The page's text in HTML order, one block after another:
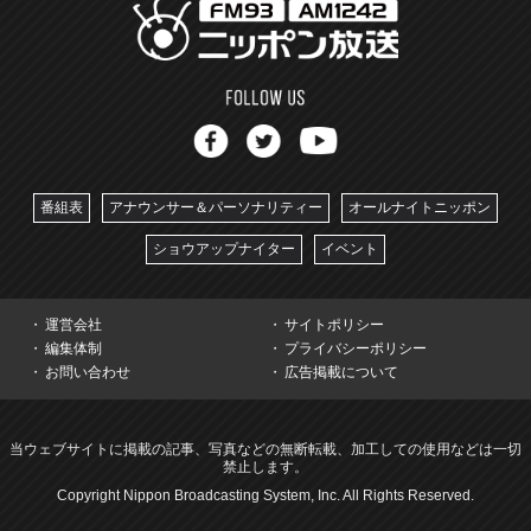
番組表 アナウンサー＆パーソナリティー オールナイトニッポン
ショウアップナイター イベント
運営会社
サイトポリシー
編集体制
プライバシーポリシー
お問い合わせ
広告掲載について
当ウェブサイトに掲載の記事、写真などの無断転載、加工しての使用などは一切
禁止します。
Copyright Nippon Broadcasting System, Inc. All Rights Reserved.